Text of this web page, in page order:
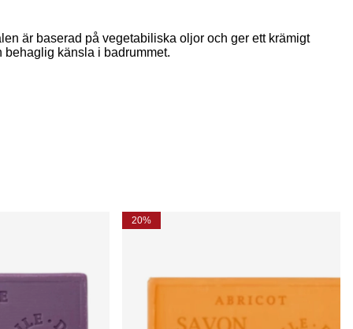
är baserad på vegetabiliska oljor och ger ett krämigt
behaglig känsla i badrummet.
20%